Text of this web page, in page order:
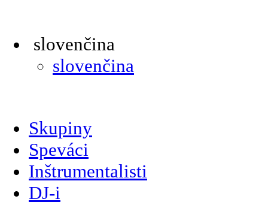
slovenčina
slovenčina
Skupiny
Speváci
Inštrumentalisti
DJ-i